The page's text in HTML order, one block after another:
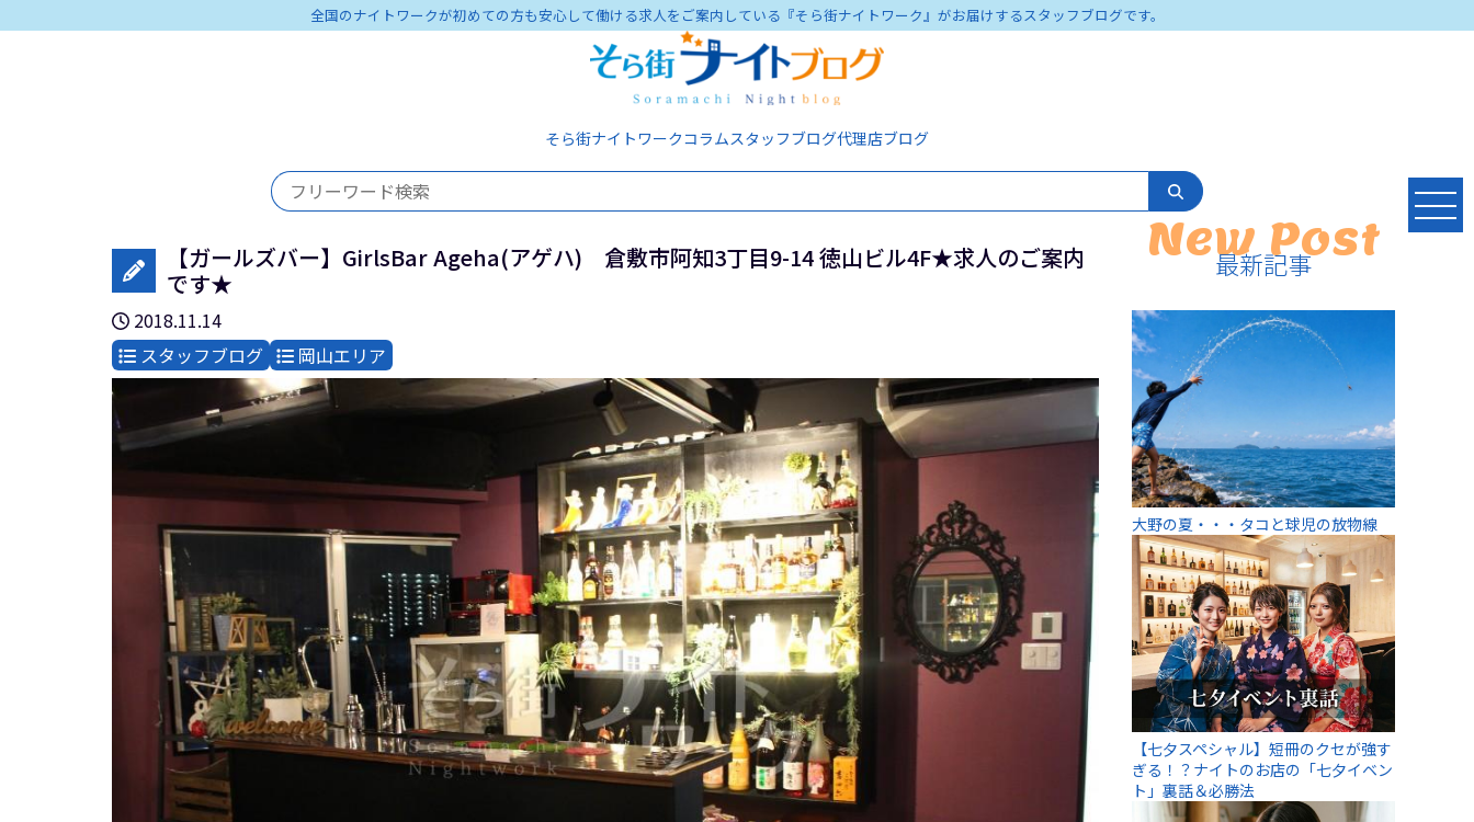
全国のナイトワークが初めての方も安心して働ける求人をご案内している『そら街ナイトワーク』がお届けするスタッフブログです。
そら街ナイトワークコラムスタッフブログ代理店ブログ
【ガールズバー】GirlsBar Ageha(アゲハ) 倉敷市阿知3丁目9-14 徳山ビル4F★求人のご案内
です★
2018.11.14
スタッフブログ
岡山エリア
New Post
最新記事
大野の夏・・・タコと球児の放物線
【七夕スペシャル】短冊のクセが強す
ぎる！？ナイトのお店の「七夕イベン
ト」裏話＆必勝法